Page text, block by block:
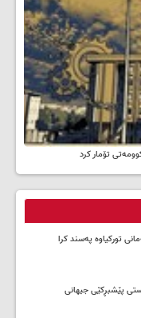
تۆمار کرد
تورکیاوە پەسند کرا
کورد لە ڕیزی ٤١ فینالیستی پێشبڕکێی جیهانی